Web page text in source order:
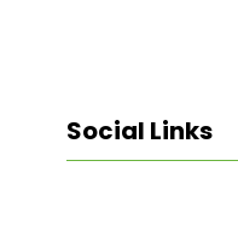
Social Links